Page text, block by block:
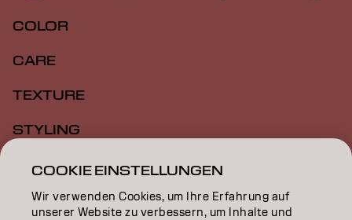
COLOR
CARE
TEXTURE
STYLING
INSPIRATION
EDUCATION
COOKIE EINSTELLUNGEN
Wir verwenden Cookies, um Ihre Erfahrung auf
unserer Website zu verbessern, um Inhalte und